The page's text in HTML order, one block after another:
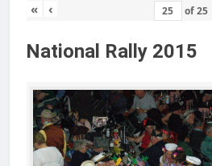
« ‹ of25
National Rally 2015